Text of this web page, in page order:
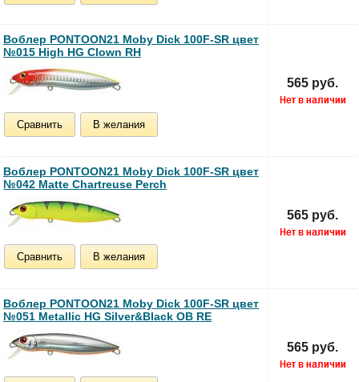
Воблер PONTOON21 Moby Dick 100F-SR цвет
№015 High HG Clown RH
Сравнить В желания
565 руб.
Воблер PONTOON21 Moby Dick 100F-SR цвет
№042 Matte Chartreuse Perch
Сравнить В желания
565 руб.
Воблер PONTOON21 Moby Dick 100F-SR цвет
№051 Metallic HG Silver&Black OB RE
565 руб.